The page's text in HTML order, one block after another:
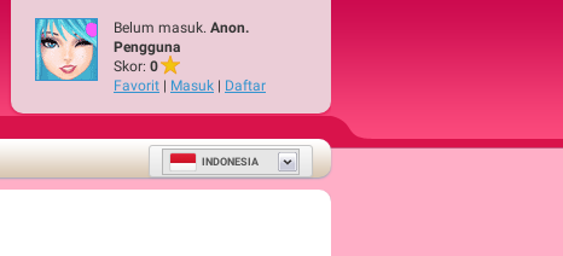
Belum masuk. Anon.
Pengguna
Skor: 0
Favorit | Masuk | Daftar
INDONESIA